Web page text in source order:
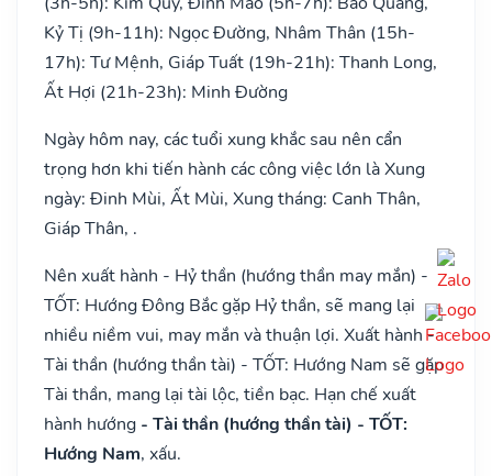
Kỷ Tị (9h-11h): Ngọc Đường, Nhâm Thân (15h-
17h): Tư Mệnh, Giáp Tuất (19h-21h): Thanh Long,
Ất Hợi (21h-23h): Minh Đường
Ngày hôm nay, các tuổi xung khắc sau nên cẩn
trọng hơn khi tiến hành các công việc lớn là Xung
ngày: Đinh Mùi, Ất Mùi, Xung tháng: Canh Thân,
Giáp Thân, .
Nên xuất hành - Hỷ thần (hướng thần may mắn) -
TỐT: Hướng Đông Bắc gặp Hỷ thần, sẽ mang lại
nhiều niềm vui, may mắn và thuận lợi. Xuất hành -
Tài thần (hướng thần tài) - TỐT: Hướng Nam sẽ gặp
Tài thần, mang lại tài lộc, tiền bạc. Hạn chế xuất
hành hướng - Tài thần (hướng thần tài) - TỐT:
Hướng Nam, xấu.